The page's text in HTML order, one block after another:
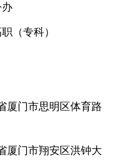
（专科）
厦门市思明区体育路
厦门市翔安区洪钟大